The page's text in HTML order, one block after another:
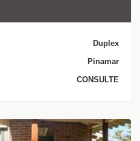
Duplex
Pinamar
CONSULTE